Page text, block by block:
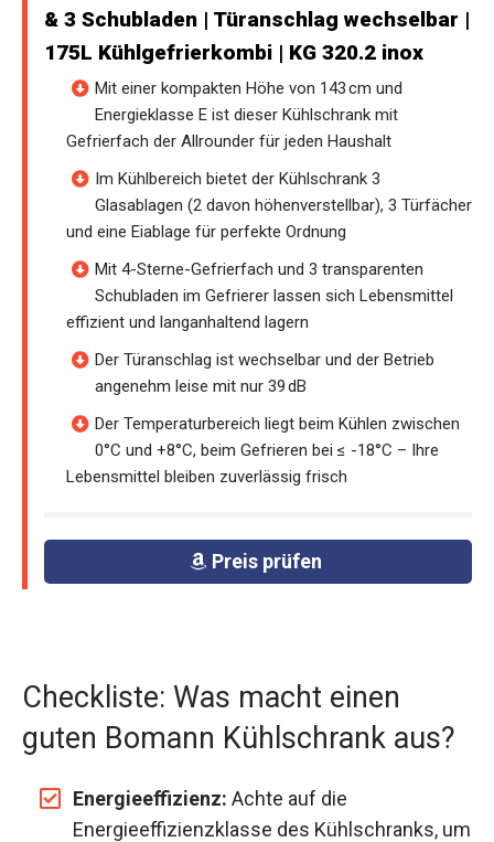
& 3 Schubladen | Türanschlag wechselbar |
175L Kühlgefrierkombi | KG 320.2 inox
Mit einer kompakten Höhe von 143 cm und
Energieklasse E ist dieser Kühlschrank mit
Gefrierfach der Allrounder für jeden Haushalt
Im Kühlbereich bietet der Kühlschrank 3
Glasablagen (2 davon höhenverstellbar), 3 Türfächer
und eine Eiablage für perfekte Ordnung
Mit 4-Sterne-Gefrierfach und 3 transparenten
Schubladen im Gefrierer lassen sich Lebensmittel
effizient und langanhaltend lagern
Der Türanschlag ist wechselbar und der Betrieb
angenehm leise mit nur 39 dB
Der Temperaturbereich liegt beim Kühlen zwischen
0°C und +8°C, beim Gefrieren bei ≤ -18°C – Ihre
Lebensmittel bleiben zuverlässig frisch
Preis prüfen
Checkliste: Was macht einen
guten Bomann Kühlschrank aus?
Energieeffizienz: Achte auf die
Energieeffizienzklasse des Kühlschranks, um